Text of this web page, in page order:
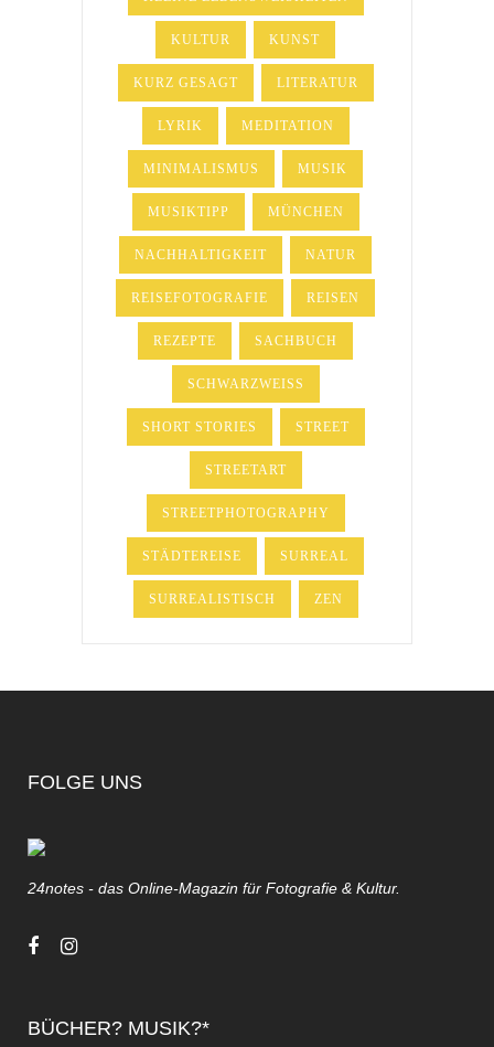
KULTUR KUNST
KURZ GESAGT LITERATUR
LYRIK MEDITATION
MINIMALISMUS MUSIK
MUSIKTIPP MÜNCHEN
NACHHALTIGKEIT NATUR
REISEFOTOGRAFIE REISEN
REZEPTE SACHBUCH
SCHWARZWEISS
SHORT STORIES STREET
STREETART
STREETPHOTOGRAPHY
STÄDTEREISE SURREAL
SURREALISTISCH ZEN
FOLGE UNS
24notes - das Online-Magazin für Fotografie & Kultur.
BÜCHER? MUSIK?*